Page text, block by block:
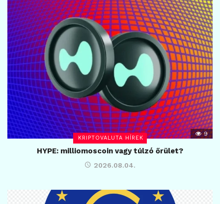
KRIPTOVALUTA HÍREK
9
HYPE: milliomoscoin vagy túlzó őrület?
2026.08.04.